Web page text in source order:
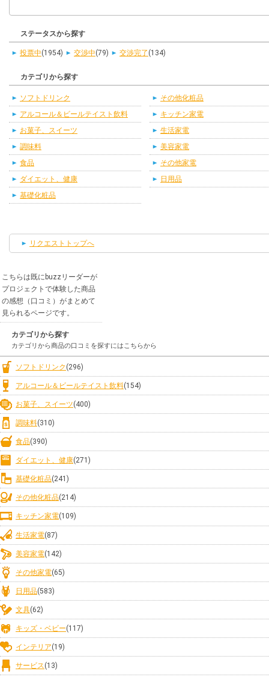
ステータスから探す
投票中(1954) 交渉中(79) 交渉完了 (134)
カテゴリから探す
ソフトドリンク
アルコール＆ビールテイスト飲料
お菓子、スイーツ
調味料
食品
ダイエット、健康
基礎化粧品
その他化粧品
キッチン家電
生活家電
美容家電
その他家電
日用品
リクエストトップへ
こちらは既にbuzzリーダーが
プロジェクトで体験した商品
の感想（口コミ）がまとめて
見られるページです。
カテゴリから探す
カテゴリから商品の口コミを探すにはこちらから
ソフトドリンク (296)
アルコール＆ビールテイスト飲料(154)
お菓子、スイーツ(400)
調味料(310)
食品(390)
ダイエット、健康(271)
基礎化粧品(241)
その他化粧品(214)
キッチン家電(109)
生活家電(87)
美容家電(142)
その他家電(65)
日用品(583)
文具(62)
キッズ・ベビー(117)
インテリア(19)
サービス(13)